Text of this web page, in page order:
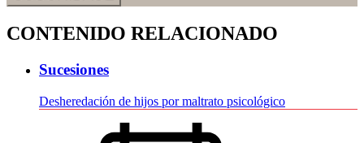
CONTENIDO RELACIONADO
Sucesiones
Desheredación de hijos por maltrato psicológico